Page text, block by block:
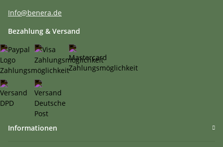
Info@benera.de
Bezahlung & Versand
Informationen